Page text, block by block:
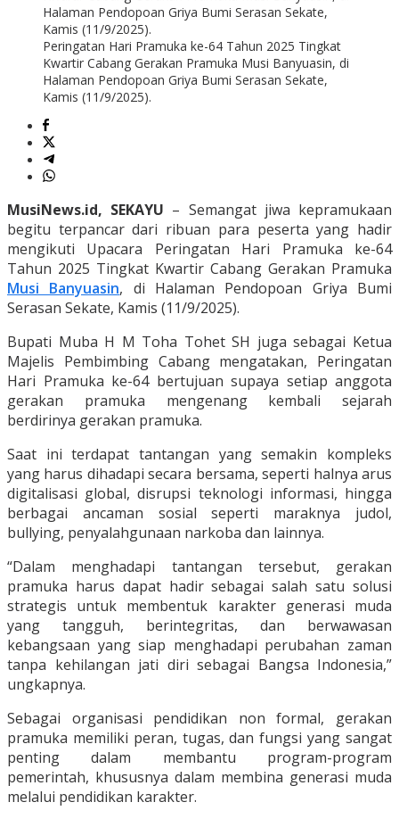
Peringatan Hari Pramuka ke-64 Tahun 2025 Tingkat
Kwartir Cabang Gerakan Pramuka Musi Banyuasin, di
Halaman Pendopoan Griya Bumi Serasan Sekate,
Kamis (11/9/2025).
MusiNews.id, SEKAYU – Semangat jiwa kepramukaan
begitu terpancar dari ribuan para peserta yang hadir
mengikuti Upacara Peringatan Hari Pramuka ke-64
Tahun 2025 Tingkat Kwartir Cabang Gerakan Pramuka
Musi Banyuasin, di Halaman Pendopoan Griya Bumi
Serasan Sekate, Kamis (11/9/2025).
Bupati Muba H M Toha Tohet SH juga sebagai Ketua
Majelis Pembimbing Cabang mengatakan, Peringatan
Hari Pramuka ke-64 bertujuan supaya setiap anggota
gerakan pramuka mengenang kembali sejarah
berdirinya gerakan pramuka.
Saat ini terdapat tantangan yang semakin kompleks
yang harus dihadapi secara bersama, seperti halnya arus
digitalisasi global, disrupsi teknologi informasi, hingga
berbagai ancaman sosial seperti maraknya judol,
bullying, penyalahgunaan narkoba dan lainnya.
“Dalam menghadapi tantangan tersebut, gerakan
pramuka harus dapat hadir sebagai salah satu solusi
strategis untuk membentuk karakter generasi muda
yang tangguh, berintegritas, dan berwawasan
kebangsaan yang siap menghadapi perubahan zaman
tanpa kehilangan jati diri sebagai Bangsa Indonesia,”
ungkapnya.
Sebagai organisasi pendidikan non formal, gerakan
pramuka memiliki peran, tugas, dan fungsi yang sangat
penting dalam membantu program-program
pemerintah, khususnya dalam membina generasi muda
melalui pendidikan karakter.